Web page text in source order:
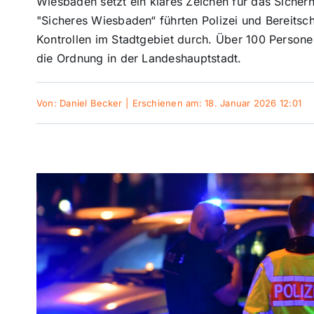
"Sicheres Wiesbaden“ führten Polizei und
Kontrollen im Stadtgebiet durch. Über 100
die Ordnung in der Landeshauptstadt.
Von: Daniel Becker Erschienen am: 18. Januar 2026 12:01